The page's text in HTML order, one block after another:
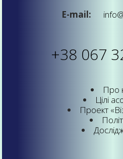
E-mail:
+38 067
Про
Цілі
Проект